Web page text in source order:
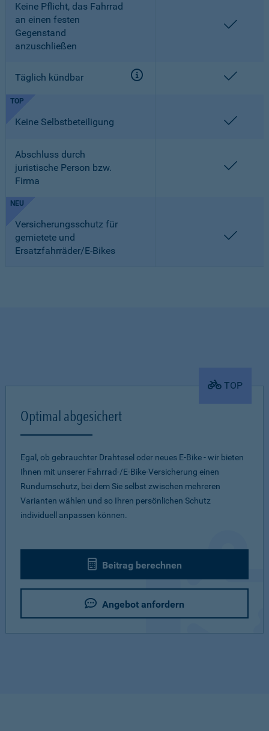
Keine Pflicht, das Fahrrad
an einen festen
Gegenstand
anzuschließen
Täglich kündbar
TOP
Keine Selbstbeteiligung
Abschluss durch
juristische Person bzw.
Firma
NEU
Versicherungsschutz für
gemietete und
Ersatzfahrräder/E-Bikes
TOP
Optimal abgesichert
Egal, ob gebrauchter Drahtesel oder neues E-Bike - wir bieten
Ihnen mit unserer Fahrrad-/E-Bike-Versicherung einen
Rundumschutz, bei dem Sie selbst zwischen mehreren
Varianten wählen und so Ihren persönlichen Schutz
individuell anpassen können.
Beitrag berechnen
Angebot anfordern